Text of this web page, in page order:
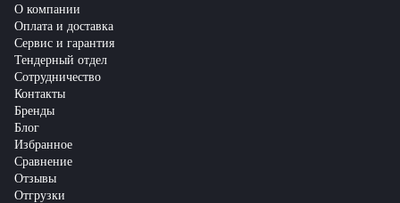
О компании
Оплата и доставка
Сервис и гарантия
Тендерный отдел
Сотрудничество
Контакты
Бренды
Блог
Избранное
Сравнение
Отзывы
Отгрузки